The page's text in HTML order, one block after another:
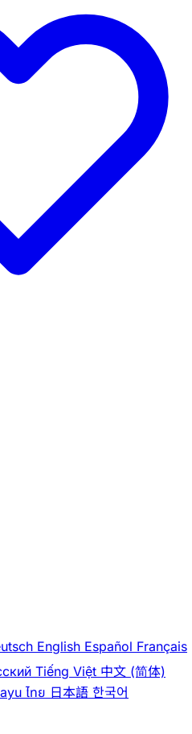
English Español Français
Tiếng Việt 中文 (简体)
ไทย 日本語 한국어